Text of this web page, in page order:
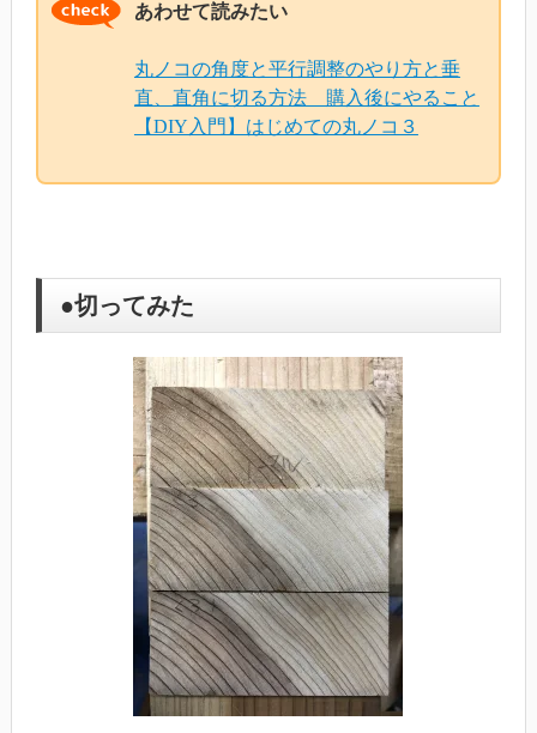
あわせて読みたい
丸ノコの角度と平行調整のやり方と垂
直、直角に切る方法 購入後にやること
【DIY入門】はじめての丸ノコ３
●切ってみた